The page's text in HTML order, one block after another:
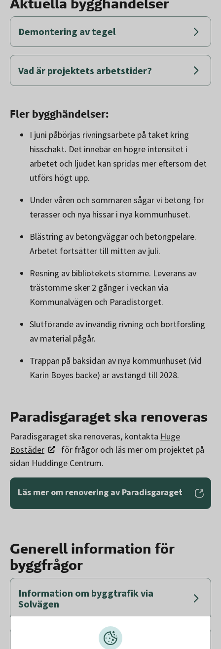
Demontering av tegel
Vad är projektets arbetstider?
Fler bygghändelser:
I juni påbörjas rivningsarbete på taket kring
hisschakt. Det innebär en högre intensitet i
arbetet och ljudet kan spridas mer eftersom det
utförs högt upp.
Under våren och sommaren sågar vi betong för
terasser och nya hissar i nya kommunhuset.
Blästring av betongväggar och betongpelare.
Arbetet fortsätter till mitten av juli.
Resning av bibliotekets stomme. Leverans av
trästomme sker 2 gånger i veckan via
Kommunalvägen och Paradistorget.
Slutförande av invändig rivning och bortforsling
av material pågår.
Trappan på baksidan av nya kommunhuset (vid
Karin Boyes backe) är avstängd till 2028.
Paradisgaraget ska renoveras
Paradisgaraget ska renoveras, kontakta Huge
Bostäder
för frågor och läs mer om projektet på
sidan Huddinge Centrum.
Läs mer om renovering av Paradisgaraget
Generell information för
byggfrågor
Information om byggtrafik via
Solvägen
Buller, ljudnivåer och vibrationer vid